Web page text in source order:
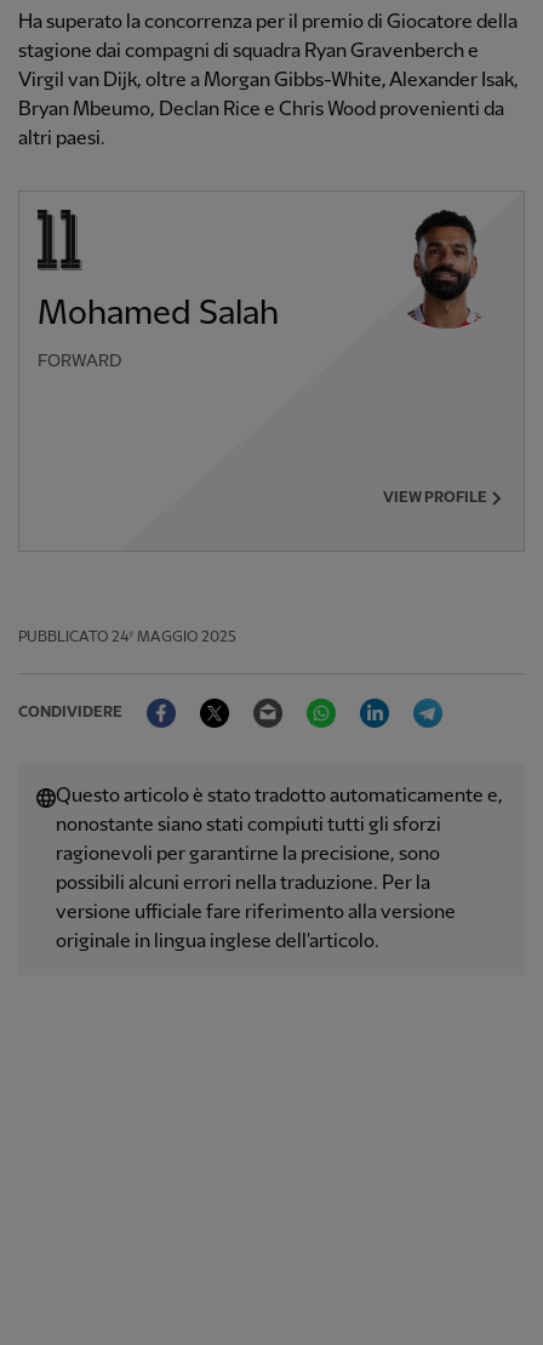
Ha superato la concorrenza per il premio di Giocatore della
stagione dai compagni di squadra Ryan Gravenberch e
Virgil van Dijk, oltre a Morgan Gibbs-White, Alexander Isak,
Bryan Mbeumo, Declan Rice e Chris Wood provenienti da
altri paesi.
Mohamed Salah
FORWARD
VIEW PROFILE
PUBBLICATO 24º MAGGIO 2025
CONDIVIDERE
FacebookTwitter Email WhatsAppLinkedIn
Questo articolo è stato tradotto automaticamente e,
nonostante siano stati compiuti tutti gli sforzi
ragionevoli per garantirne la precisione, sono
possibili alcuni errori nella traduzione. Per la
versione ufficiale fare riferimento alla versione
originale in lingua inglese dell'articolo.